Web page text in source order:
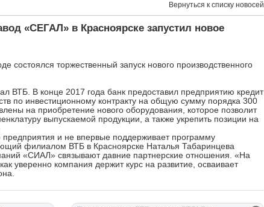
Вернуться к списку новосей
«СЕГАЛ» в Красноярске запустил новое
состоялся торжественный запуск нового производственного
ВТБ. В конце 2017 года банк предоставил предприятию кредит
по инвестиционному контракту на общую сумму порядка 300
на приобретение нового оборудования, которое позволит
выпускаемой продукции, а также укрепить позиции на
предприятия и не впервые поддерживает программу
филиалом ВТБ в Красноярске Наталья Табаринцева
«СИАЛ» связывают давние партнерские отношения. «На
уверенно компания держит курс на развитие, осваивает